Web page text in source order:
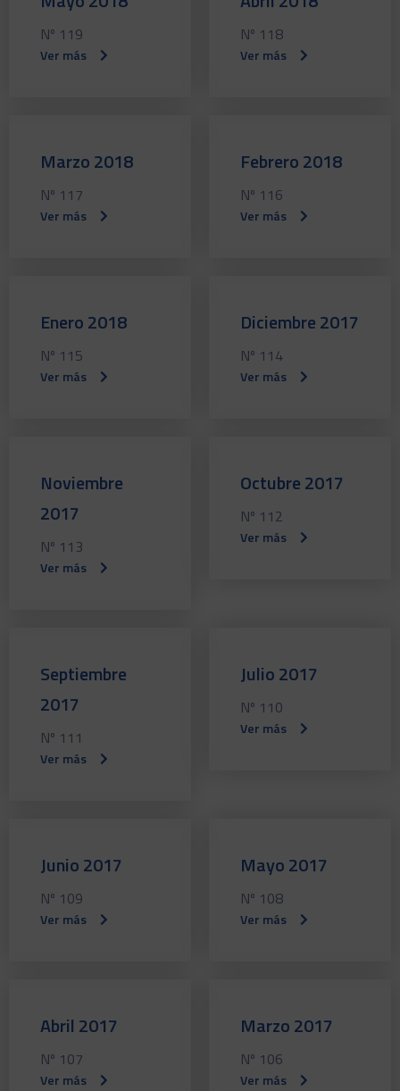
Nº 119
Ver más
Nº 118
Ver más
Marzo 2018
Nº 117
Ver más
Febrero 2018
Nº 116
Ver más
Enero 2018
Nº 115
Ver más
Diciembre 2017
Nº 114
Ver más
Noviembre
2017
Nº 113
Ver más
Octubre 2017
Nº 112
Ver más
Septiembre
2017
Nº 111
Ver más
Julio 2017
Nº 110
Ver más
Junio 2017
Nº 109
Ver más
Mayo 2017
Nº 108
Ver más
Abril 2017
Nº 107
Ver más
Marzo 2017
Nº 106
Ver más